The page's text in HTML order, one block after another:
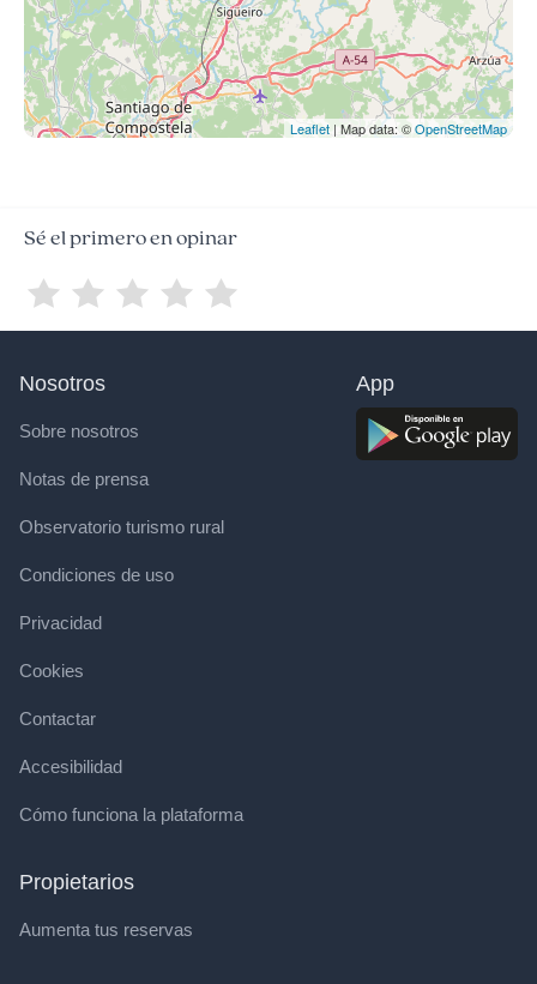
Leaflet | Map data: ©OpenStreetMap
Sé el primero en opinar
Nosotros
Sobre nosotros
Notas de prensa
Observatorio turismo rural
Condiciones de uso
Privacidad
Cookies
Contactar
Accesibilidad
Cómo funciona la plataforma
Propietarios
Aumenta tus reservas
App